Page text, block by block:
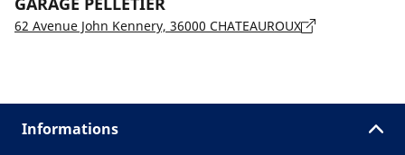
62 Avenue John Kennery, 36000 CHATEAUROUX
Informations